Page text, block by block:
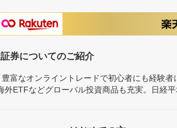
券についてのご紹介
富なオンライントレードで初心者にも経験
外ETFなどグローバル投資商品も充実。日経